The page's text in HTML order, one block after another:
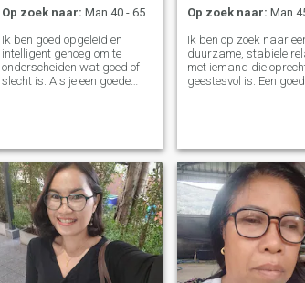
Op zoek naar: Man 40 - 65
Ik ben goed opgeleid en
intelligent genoeg om te
onderscheiden wat goed of
slecht is. Als je een goede
kwaliteiten in je ziel. Ik hou
niet van mensen die
egoïstisch zijn en misbruik
maken van anderen.
Op zoek naar: Man
Ik ben op zoek naar
duurzame, stabiele
met iemand die
geestesvol is. Een goed
contact te maken. Ik
te vinden dat open
leren, groeien en het
van de avonturen van
leven.